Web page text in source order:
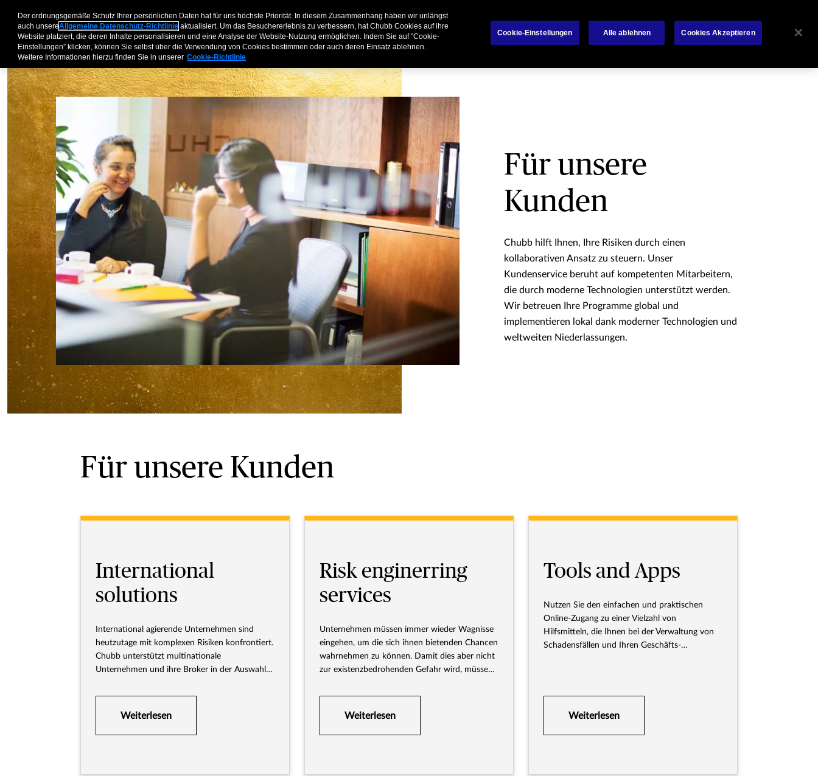
GeschäftskundenPrivatkundenGeschäftspartnerBroker Über ChubbNewsKontakt Français
Für unsere
Kunden
Chubb hilft Ihnen, Ihre Risiken durch einen
kollaborativen Ansatz zu steuern. Unser
Kundenservice beruht auf kompetenten Mitarbeitern,
die durch moderne Technologien unterstützt werden.
Wir betreuen Ihre Programme global und
implementieren lokal dank moderner Technologien und
weltweiten Niederlassungen.
Für unsere Kunden
International
solutions
International agierende Unternehmen sind
heutzutage mit komplexen Risiken konfrontiert.
Chubb unterstützt multinationale
Unternehmen und ihre Broker in der Auswahl
marktführende Versicherungslösungen an.
Weiterlesen
Risk enginerring
services
Unternehmen müssen immer wieder Wagnisse
eingehen, um die sich ihnen bietenden Chancen
wahrnehmen zu können. Damit dies aber nicht
zur existenzbedrohenden Gefahr wird, müssen
entsprechend gehandhabt werden.
Weiterlesen
Tools and Apps
Nutzen Sie den einfachen und praktischen
Online-Zugang zu einer Vielzahl von
Hilfsmitteln, die Ihnen bei der Verwaltung von
Schadensfällen und Ihren Geschäfts-
Weiterlesen
Der ordnungsgemäße Schutz Ihrer persönlichen Daten hat für uns höchste Priorität. In diesem Zusammenhang haben wir unlängst
auch unsereAllgemeine Datenschutz-Richtlinie aktualisiert. Um das Besuchererlebnis zu verbessern, hat Chubb Cookies auf ihre
Website platziert, die deren Inhalte personalisieren und eine Analyse der Website-Nutzung ermöglichen. Indem Sie auf "Cookie-
Einstellungen” klicken, können Sie selbst über die Verwendung von Cookies bestimmen oder auch deren Einsatz ablehnen.
Weitere Informationen hierzu finden Sie in unserer Cookie-Richtlinie
Cookie-Einstellungen Alle ablehnen Cookies Akzeptieren